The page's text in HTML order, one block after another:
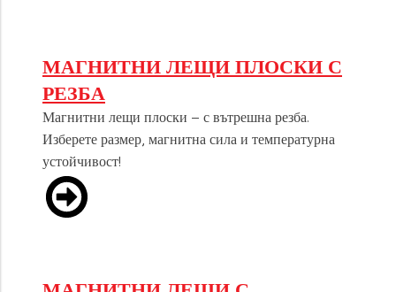
МАГНИТНИ ЛЕЩИ ПЛОСКИ С
РЕЗБА
Магнитни лещи плоски – с вътрешна резба.
Изберете размер, магнитна сила и температурна
устойчивост!